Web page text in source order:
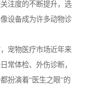
注度的不断提升，选
设备成为许多动物诊
宠物医疗市场近年来
常体检、外伤诊断，
扮演着“医生之眼”的